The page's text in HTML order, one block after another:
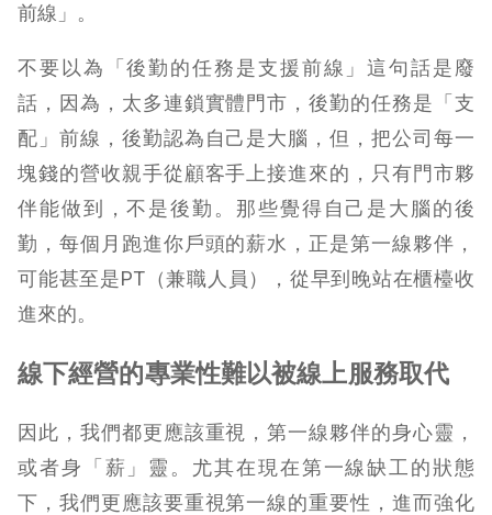
前線」。
不要以為「後勤的任務是支援前線」這句話是廢
話，因為，太多連鎖實體門市，後勤的任務是「支
配」前線，後勤認為自己是大腦，但，把公司每一
塊錢的營收親手從顧客手上接進來的，只有門市夥
伴能做到，不是後勤。那些覺得自己是大腦的後
勤，每個月跑進你戶頭的薪水，正是第一線夥伴，
可能甚至是PT（兼職人員），從早到晚站在櫃檯收
進來的。
線下經營的專業性難以被線上服務取代
因此，我們都更應該重視，第一線夥伴的身心靈，
或者身「薪」靈。尤其在現在第一線缺工的狀態
下，我們更應該要重視第一線的重要性，進而強化